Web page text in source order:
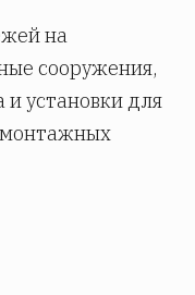
на
сооружения,
и установки для
монтажных